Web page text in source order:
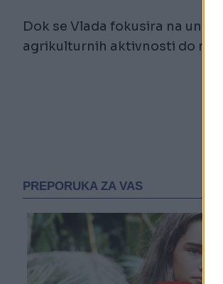
Dok se Vlada fokusira na
agrikulturnih aktivnosti do